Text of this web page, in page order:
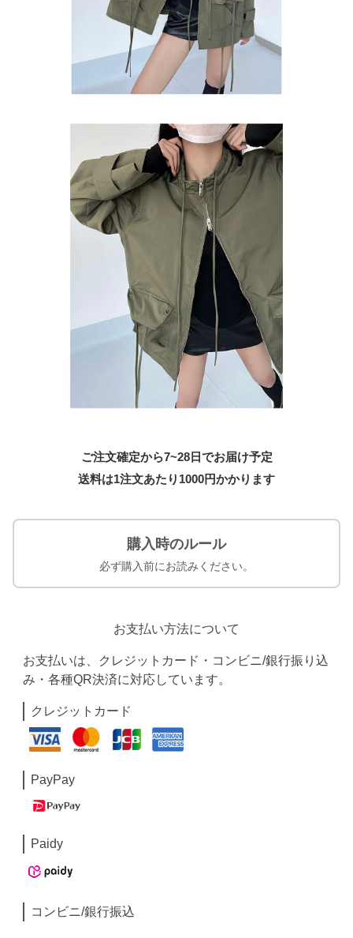
ご注文確定から7~28日でお届け予定
送料は1注文あたり 1000円かかります
購入時のルール
必ず購入前にお読みください。
お支払い方法について
お支払いは、クレジットカード・コンビニ/銀行振り込
み・各種QR決済に対応しています。
クレジットカード
PayPay
Paidy
コンビニ/銀行振込